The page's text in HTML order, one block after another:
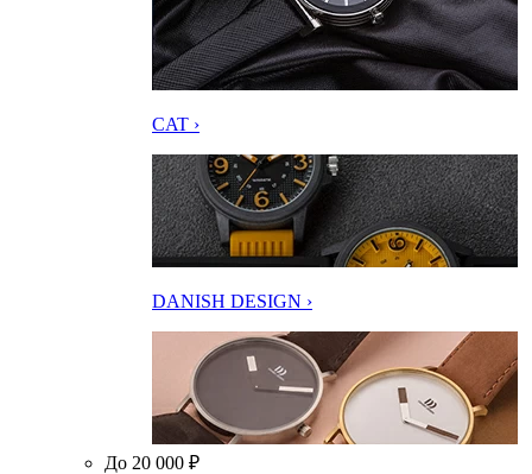
CAT ›
DANISH DESIGN ›
До 20 000 ₽